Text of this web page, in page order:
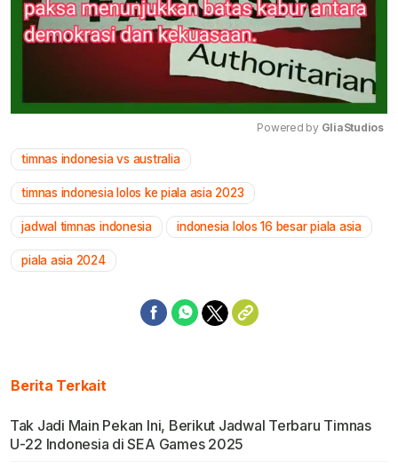
Powered by GliaStudios
timnas indonesia vs australia
timnas indonesia lolos ke piala asia 2023
jadwal timnas indonesia indonesia lolos 16 besar piala asia
piala asia 2024
Berita Terkait
Tak Jadi Main Pekan Ini, Berikut Jadwal Terbaru Timnas
U-22 Indonesia di SEA Games 2025